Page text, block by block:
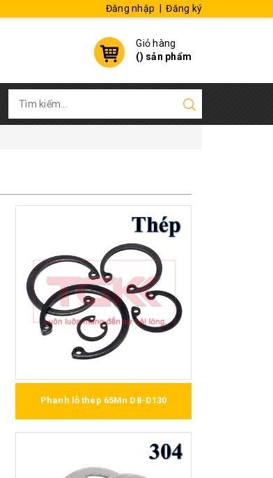
Đăng nhập Đăng ký
Giỏ hàng
() sản phẩm
Phanh lỗ thép 65Mn D8-D130